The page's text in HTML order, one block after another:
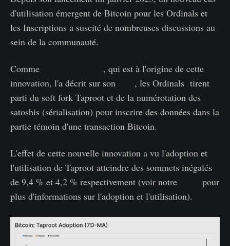
d'utilisation émergent de Bitcoin pour les Ordinals et
les Inscriptions a suscité de nombreuses discussions au
sein de la communauté.
Comme
, qui est à l'origine de cette
innovation, l'a décrit sur son
, les Ordinals tirent
parti du soft fork Taproot et de la numérotation des
satoshis (sérialisation) pour inscrire des données dans la
partie témoin d'une transaction Bitcoin.
L'effet de cette nouvelle innovation a vu l'adoption et
l'utilisation de Taproot atteindre des sommets inégalés
de 9,4 % et 4,2 % respectivement (voir notre
pour
plus d'informations sur l'adoption et l'utilisation).